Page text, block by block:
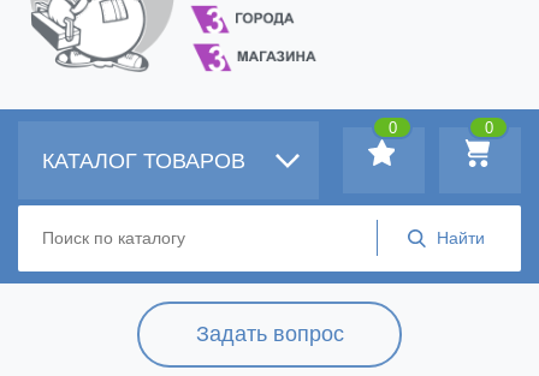
Задать вопрос
КАТАЛОГ ТОВАРОВ
0
0